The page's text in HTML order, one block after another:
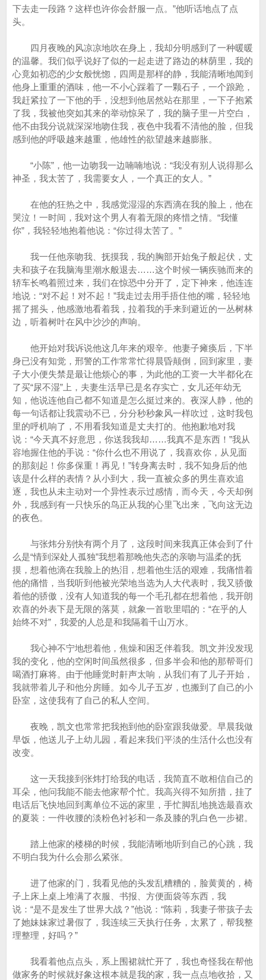
下去走一段路？这样也许你会舒服一点。”他听话地点了点
头。
四月夜晚的风凉凉地吹在身上，我却分明感到了一种暖暖
的温馨。我们似乎说好了似的一起走进了路边的林荫里，我的
心竟如初恋的少女般恍惚，四周是那样的静，我能清晰地闻到
他身上重重的酒味，他一不小心踩着了一颗石子，一个踉跄，
我赶紧拉了一下他的手，没想到他居然站在那里，一下子抱紧
了我，我被他突如其来的举动惊呆了，我的脑子里一片空白，
他不由我分说就深深地吻住我，夜色中我看不清他的脸，但我
感到他的呼吸越来越重，他雄性的欲望越来越膨胀。
“小陈”，他一边吻我一边喃喃地说：“我没有别人说得那么
神圣，我太苦了，我需要女人，一个真正的女人。”
在他的狂热之中，我感觉湿湿的东西滴在我的脸上，他在
哭泣！一时间，我对这个男人有着无限的疼惜之情。“我懂
你”，我轻轻地抱着他说：“你过得太苦了。”
我一任他亲吻我、抚摸我，我的胸部开始兔子般起伏，丈
夫和孩子在我脑海里潮水般退去……这个时候一辆疾驰而来的
轿车长鸣着照过来，我们在惊恐中分开了，定下神来，他连连
地说：“对不起！对不起！”我走过去用手捂住他的嘴，轻轻地
摇了摇头，他感激地看着我，拉着我的手来到避近的一丛树林
边，听着树叶在风中沙沙的声响。
他开始对我诉说他这几年来的艰辛。他妻子瘫痪后，下半
身已没有知觉，邢警的工作常常忙得晨昏颠倒，回到家里，妻
子大小便失禁是最让他烦心的事，为此他的工资一大半都化在
了买“尿不湿”上，夫妻生活早已是名存实亡，女儿还年幼无
知，他说连他自己都不知道是怎么挺过来的。夜深人静，他的
每一句话都让我震动不已，分分秒秒象风一样吹过，这时我包
里的呼机响了，不用看我知道是丈夫打的。他抱歉地对我
说：“今天真不好意思，你送我我却……我真不是东西！”我从
容地握住他的手说：“你什么也不用说了，我喜欢你，从见面
的那刻起！你多保重！再见！”转身离去时，我不知身后的他
该是什么样的表情？从小到大，我一直被众多的男生喜欢追
逐，我也从未主动对一个异性表示过感情，而今天，今天却例
外，我感到有一只快乐的鸟正从我的心里飞出来，飞向这无边
的夜色。
与张炜分别快有两个月了，这段时间来我真正体会到了什
么是“情到深处人孤独”我想着那晚他失态的亲吻与温柔的抚
摸，想着他滴在我脸上的热泪，想着他生活的艰难，我痛惜着
他的痛惜，当我听到他被光荣地当选为人大代表时，我又骄傲
着他的骄傲，没有人知道我的每一个毛孔都在想着他，我开朗
欢喜的外表下是无限的落莫，就象一首歌里唱的：“在乎的人
始终不对”，我爱的人总是和我隔着千山万水。
我心神不宁地想着他，焦燥和困乏伴着我。凯文并没发现
我的变化，他的空闲时间虽然很多，但多半会和他的那帮哥们
喝酒打麻将。由于他睡觉时鼾声太响，从我们有了儿子开始，
我就带着儿子和他分房睡。如今儿子五岁，也搬到了自己的小
卧室，这使我有了自己的私人空间。
夜晚，凯文也常常把我抱到他的卧室跟我做爱。早晨我做
早饭，他送儿子上幼儿园，看起来我们平淡的生活什么也没有
改变。
这一天我接到张炜打给我的电话，我简直不敢相信自己的
耳朵，他问我能不能去他家帮个忙。我高兴得不知所措，挂了
电话后飞快地回到离单位不远的家里，手忙脚乱地挑选最喜欢
的夏装：一件收腰的淡粉色衬衫和一条及膝的乳白色一步裙。
踏上他家的楼梯的时候，我能清晰地听到自己的心跳，我
不明白我为什么会那么紧张。
进了他家的门，我看见他的头发乱糟糟的，脸黄黄的，椅
子上床上桌上堆满了衣服、书报、方便面袋等东西，我
说：“是不是发生了世界大战？”他说：“陈莉，我妻子带孩子去
了她妹妹家过暑假了，我连续三天执行任务，太累了，帮我整
理整理，好吗？”
我看着他点点头，系上围裙就忙开了，我也奇怪我在帮他
做家务的时候就好象这根本就是我的家，我一点点地收拾，又